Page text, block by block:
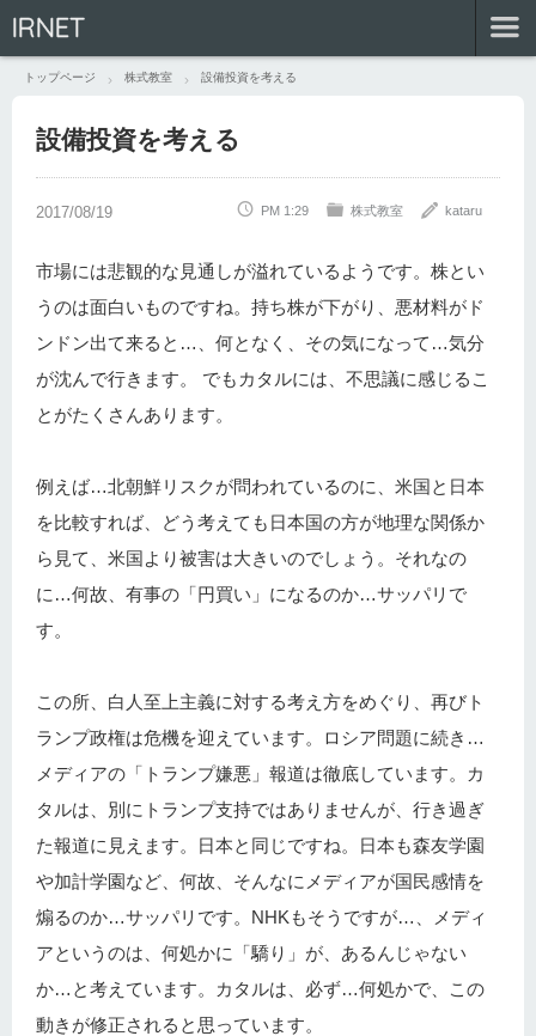
IRNET
トップページ 株式教室 設備投資を考える
設備投資を考える
PM 1:29 株式教室 kataru
市場には悲観的な見通しが溢れているようです。株とい
うのは面白いものですね。持ち株が下がり、悪材料がド
ンドン出て来ると…、何となく、その気になって…気分
が沈んで行きます。
でもカタルには、不思議に感じるこ
とがたくさんあります。
例えば…北朝鮮リスクが問われているのに、米国と日本
を比較すれば、どう考えても日本国の方が地理な関係か
ら見て、米国より被害は大きいのでしょう。それなの
に…何故、有事の「円買い」になるのか…サッパリで
す。
この所、白人至上主義に対する考え方をめぐり、再びト
ランプ政権は危機を迎えています。ロシア問題に続き…
メディアの「トランプ嫌悪」報道は徹底しています。カ
タルは、別にトランプ支持ではありませんが、行き過ぎ
た報道に見えます。日本と同じですね。日本も森友学園
や加計学園など、何故、そんなにメディアが国民感情を
煽るのか…サッパリです。NHKもそうですが…、メディ
アというのは、何処かに「驕り」が、あるんじゃない
か…と考えています。カタルは、必ず…何処かで、この
動きが修正されると思っています。